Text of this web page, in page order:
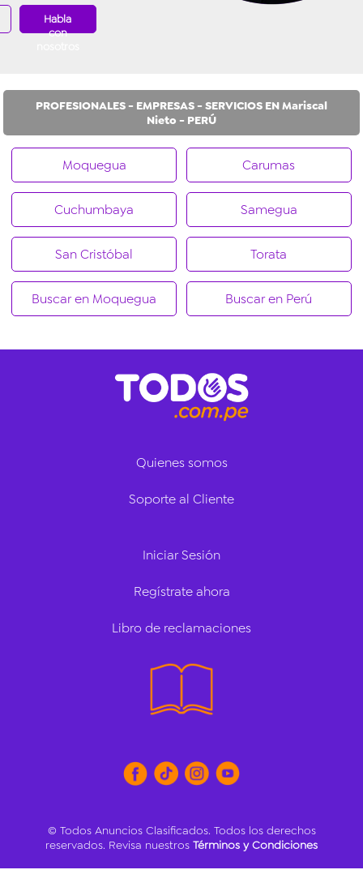
Habla
con
PROFESIONALES - EMPRESAS - SERVICIOS EN Mariscal
Nieto - PERÚ
Moquegua Carumas
Cuchumbaya Samegua
San Cristóbal Torata
Buscar en Moquegua Buscar en Perú
Quienes somos
Soporte al Cliente
Iniciar Sesión
Regístrate ahora
Libro de reclamaciones
© Todos Anuncios Clasificados. Todos los derechos
reservados. Revisa nuestros Términos y Condiciones